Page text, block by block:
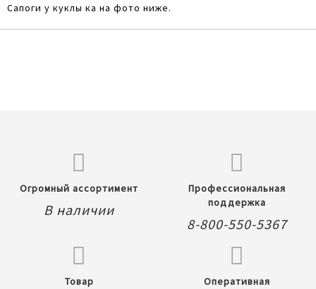
Сапоги у куклы ка на фото ниже.
Огромный ассортимент
В наличии
Профессиональная
поддержка
8-800-550-5367
Товар Оперативная